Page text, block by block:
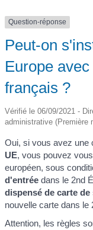
Question-réponse
Peut-on
Europe
français ?
Vérifié le 06/09/2021 -
administrative (Première
Oui, si vous avez une
UE, vous pouvez
européen, sous
d'entrée dans le 2nd
dispensé de carte de
nouvelle carte dans le
Attention, les règles